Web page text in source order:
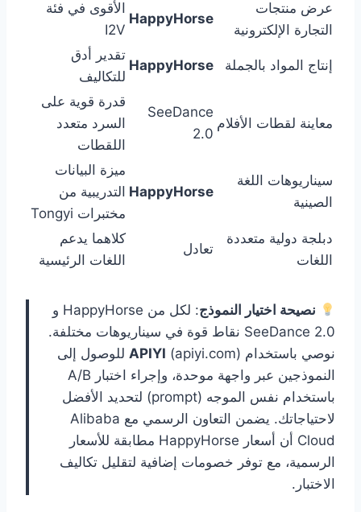
عرض منتجات
التجارة الإلكترونية
HappyHorse
الأقوى في فئة
I2V
إنتاج المواد بالجملة HappyHorse
تقدير أدق
للتكاليف
معاينة لقطات الأفلام
SeeDance
2.0
قدرة قوية على
السرد متعدد
اللقطات
سيناريوهات اللغة
الصينية
HappyHorse
ميزة البيانات
التدريبية من
مختبرات Tongyi
دبلجة دولية متعددة
اللغات
تعادل
كلاهما يدعم
اللغات الرئيسية
نصيحة اختيار النموذج
: لكل من HappyHorse و
SeeDance 2.0 نقاط قوة في سيناريوهات مختلفة.
نوصي باستخدام
APIYI (apiyi.com) للوصول إلى
النموذجين عبر واجهة موحدة، وإجراء اختبار A/B
باستخدام نفس الموجه (prompt) لتحديد الأفضل
لاحتياجاتك. يضمن التعاون الرسمي مع Alibaba
Cloud أن أسعار HappyHorse مطابقة للأسعار
الرسمية، مع توفر خصومات إضافية لتقليل تكاليف
الاختبار.